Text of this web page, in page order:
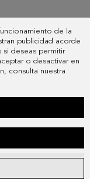
de la
publicidad acorde
si deseas permitir
o desactivar en
consulta nuestra